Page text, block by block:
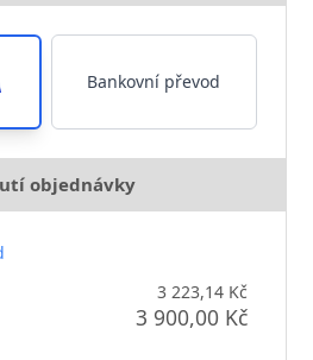
Bankovní převod
objednávky
3 223,14 Kč
3 900,00 Kč